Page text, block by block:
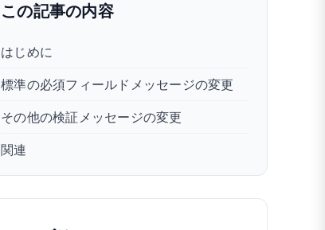
この記事の内容
はじめに
標準の必須フィールドメッセージの変更
その他の検証メッセージの変更
関連